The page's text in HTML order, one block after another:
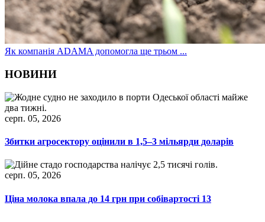
Як компанія ADAMA допомогла ще трьом ...
НОВИНИ
серп. 05, 2026
Збитки агросектору оцінили в 1,5–3 мільярди доларів
серп. 05, 2026
Ціна молока впала до 14 грн при собівартості 13